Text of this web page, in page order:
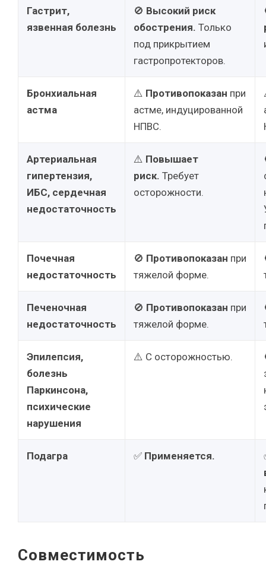
Гастрит,
язвенная болезнь
🚫 Высокий риск
обострения. Только
под прикрытием
гастропротекторов.
Бронхиальная
астма
⚠️ Противопоказан при
астме, индуцированной
НПВС.
Артериальная
гипертензия,
ИБС, сердечная
недостаточность
⚠️ Повышает
риск. Требует
осторожности.
Почечная
недостаточность
🚫 Противопоказан при
тяжелой форме.
Печеночная
недостаточность
🚫 Противопоказан при
тяжелой форме.
Эпилепсия,
болезнь
Паркинсона,
психические
нарушения
⚠️ С осторожностью.
Подагра ✅ Применяется.
Совместимость